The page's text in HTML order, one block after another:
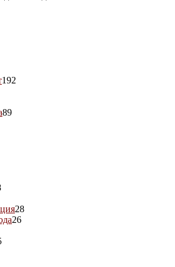
192
89
28
26